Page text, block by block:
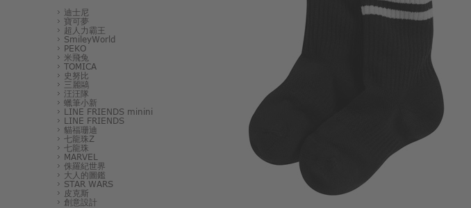
迪士尼
寶可夢
超人力霸王
SmileyWorld
PEKO
米飛兔
TOMICA
史努比
三麗鷗
汪汪隊
蠟筆小新
LINE FRIENDS minini
LINE FRIENDS
貓福珊迪
七龍珠Z
七龍珠
MARVEL
侏羅紀世界
大人的圖鑑
STAR WARS
皮克斯
創意設計